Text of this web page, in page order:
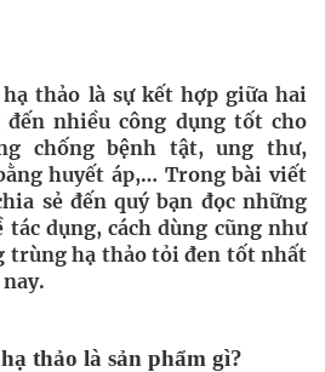
thảo là sự kết hợp giữa hai
đến nhiều công dụng tốt cho
chống bệnh tật, ung thư,
huyết áp,… Trong bài viết
sẻ đến quý bạn đọc những
dụng, cách dùng cũng như
trùng hạ thảo tỏi đen tốt nhất
thảo là sản phẩm gì?